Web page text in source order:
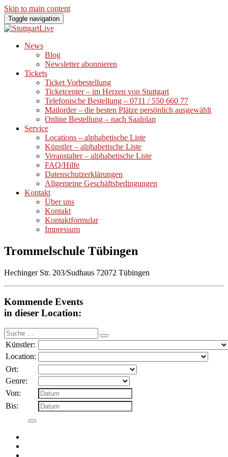
Skip to main content
Toggle navigation
News
Blog
Newsletter abonnieren
Tickets
Ticket Vorbestellung
Ticketcenter – im Herzen von Stuttgart
Telefonische Bestellung – 0711 / 550 660 77
Mailorder – die besten Plätze persönlich ausgewählt
Online Bestellung – nach Saalplan
Service
Locations – alphabetische Liste
Künstler – alphabetische Liste
Veranstalter – alphabetische Liste
FAQ/Hilfe
Datenschutzerklärungen
Allgemeine Geschäftsbedingungen
Kontakt
Über uns
Kontakt
Kontaktformular
Impressum
Trommelschule Tübingen
Hechinger Str. 203/Sudhaus 72072 Tübingen
Kommende Events
in dieser Location:
Suche
nach:
Künstler:
Location:
Ort:
Genre:
Von:
Bis: